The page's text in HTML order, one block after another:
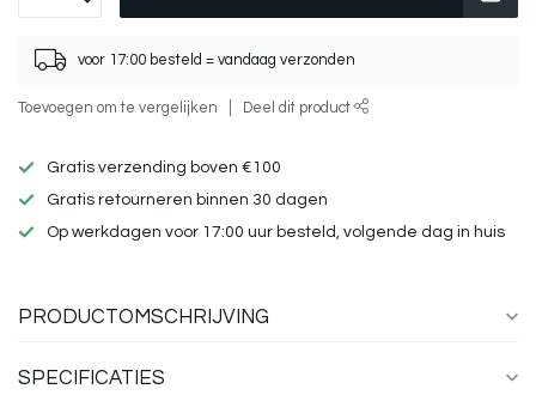
voor 17:00 besteld = vandaag verzonden
Toevoegen om te vergelijken Deel dit product
Gratis verzending boven €100
Gratis retourneren binnen 30 dagen
Op werkdagen voor 17:00 uur besteld, volgende dag in huis
PRODUCTOMSCHRIJVING
SPECIFICATIES